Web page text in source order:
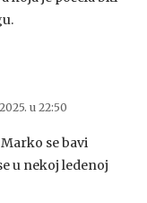
u 22:50
se bavi
u nekoj ledenoj